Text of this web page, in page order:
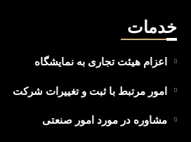
خدمات
اعزام هیئت تجاری به نمایشگاه
امور مرتبط با ثبت و تغییرات شرکت
مشاوره در مورد امور صنعتی